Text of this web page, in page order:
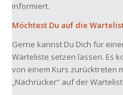
informiert.
Möchtest Du auf die
Gerne kannst Du Dich für
Warteliste setzen lassen. Es
von einem Kurs zurücktreten
„Nachrücker“ auf der